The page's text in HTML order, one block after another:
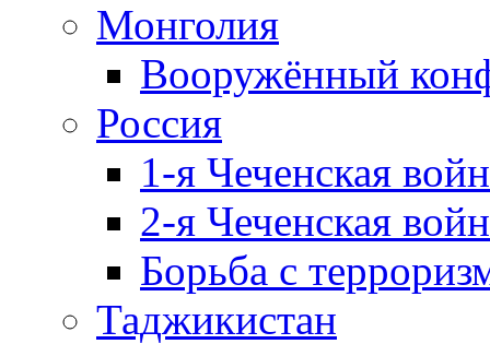
Монголия
Вооружённый
Россия
1-я Чеченская
2-я Чеченская
Борьба с
Таджикистан